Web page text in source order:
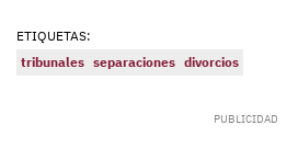
ETIQUETAS:
tribunales separaciones divorcios